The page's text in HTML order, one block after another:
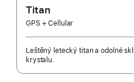
Titan
GPS + Cellular
Leštěný letecký titan a odolné
krystalu.